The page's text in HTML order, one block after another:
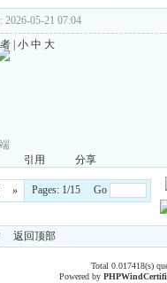
2026-05-21 07:04
小 中 大
引用 分享
» Pages: 1/15 Go
返回顶部
Total 0.017418(s)
Powered byPHPWind